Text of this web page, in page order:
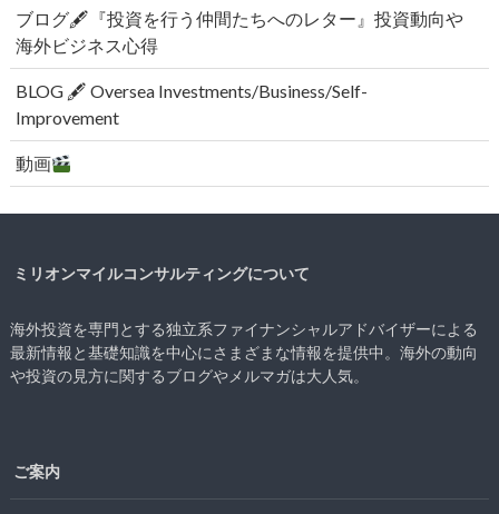
ブログ🖋『投資を行う仲間たちへのレター』投資動向や
海外ビジネス心得
BLOG 🖋 Oversea Investments/Business/Self-
Improvement
動画
ミリオンマイルコンサルティングについて
海外投資を専門とする独立系ファイナンシャルアドバイザーによる
最新情報と基礎知識を中心にさまざまな情報を提供中。海外の動向
や投資の見方に関するブログやメルマガは大人気。
ご案内